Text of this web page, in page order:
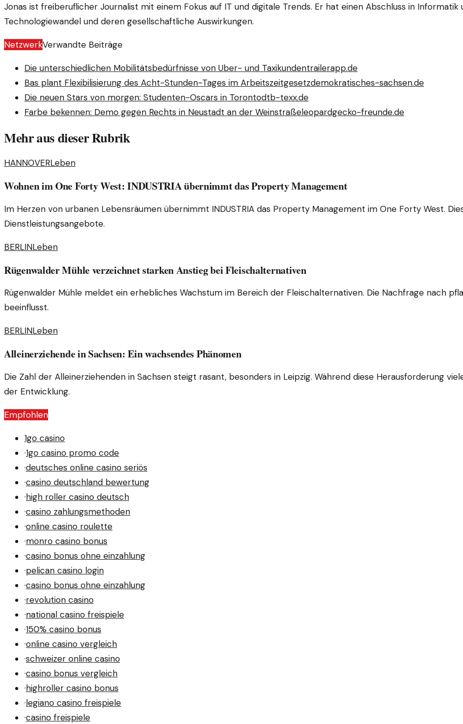
Jonas ist freiberuflicher Journalist mit einem Fokus auf IT und digitale Trends. Er hat einen Abschluss in
Technologiewandel und deren gesellschaftliche Auswirkungen.
NetzwerkVerwandte Beiträge
Die unterschiedlichen Mobilitätsbedürfnisse von Uber- und Taxikundentrailerapp.de
Bas plant Flexibilisierung des Acht-Stunden-Tages im Arbeitszeitgesetzdemokratisches-sachsen.de
Die neuen Stars von morgen: Studenten-Oscars in Torontodtb-texx.de
Farbe bekennen: Demo gegen Rechts in Neustadt an der Weinstraßeleopardgecko-freunde.de
Mehr aus dieser Rubrik
HANNOVERLeben
Wohnen im One Forty West: INDUSTRIA übernimmt das Property Management
Im Herzen von urbanen Lebensräumen übernimmt INDUSTRIA das Property Management im One Forty West.
Dienstleistungsangebote.
BERLINLeben
Rügenwalder Mühle verzeichnet starken Anstieg bei Fleischalternativen
Rügenwalder Mühle meldet ein erhebliches Wachstum im Bereich der Fleischalternativen. Die Nachfrage nach
beeinflusst.
BERLINLeben
Alleinerziehende in Sachsen: Ein wachsendes Phänomen
Die Zahl der Alleinerziehenden in Sachsen steigt rasant, besonders in Leipzig. Während diese Herausforderung
der Entwicklung.
Empfohlen
1go casino
·1go casino promo code
·deutsches online casino seriös
·casino deutschland bewertung
·high roller casino deutsch
·casino zahlungsmethoden
·online casino roulette
·monro casino bonus
·casino bonus ohne einzahlung
·pelican casino login
·casino bonus ohne einzahlung
·revolution casino
·national casino freispiele
·150% casino bonus
·online casino vergleich
·schweizer online casino
·casino bonus vergleich
·highroller casino bonus
·legiano casino freispiele
·casino freispiele